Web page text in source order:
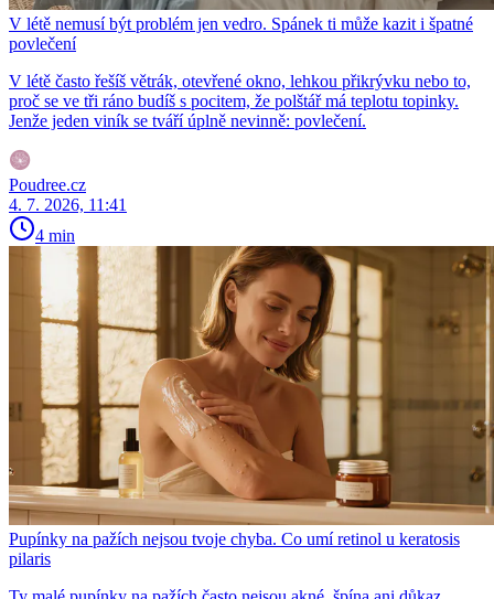
V létě nemusí být problém jen vedro. Spánek ti může kazit i špatné
povlečení
V létě často řešíš větrák, otevřené okno, lehkou přikrývku nebo to,
proč se ve tři ráno budíš s pocitem, že polštář má teplotu topinky.
Jenže jeden viník se tváří úplně nevinně: povlečení.
Poudree.cz
4. 7. 2026, 11:41
4 min
Pupínky na pažích nejsou tvoje chyba. Co umí retinol u keratosis
pilaris